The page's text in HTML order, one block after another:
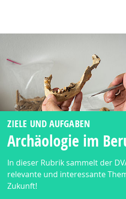
DVA - Deutscher
ZIELE UND AUFGABEN
Archäologie im
In dieser Rubrik sammelt der
relevante und interessante
Zukunft!